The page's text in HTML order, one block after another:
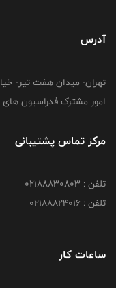
آدرس
امور مشترک فدراسیون های
مرکز تماس پشتیبانی
تلفن : 02188830803
تلفن : 02188824016
ساعات کار